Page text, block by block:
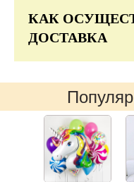
КАК
ДОСТАВКА